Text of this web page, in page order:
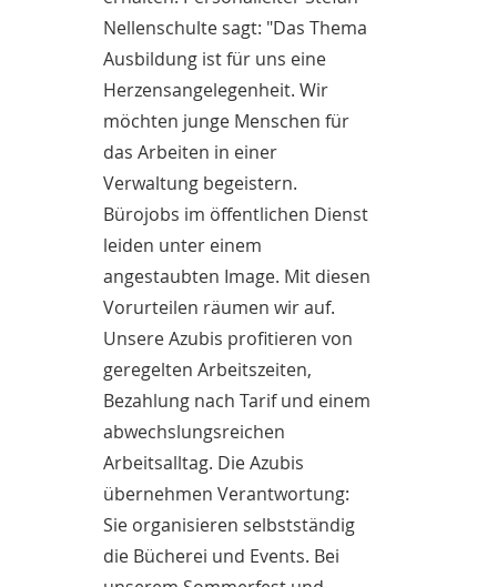
Nellenschulte sagt: "Das Thema
Ausbildung ist für uns eine
Herzensangelegenheit. Wir
möchten junge Menschen für
das Arbeiten in einer
Verwaltung begeistern.
Bürojobs im öffentlichen Dienst
leiden unter einem
angestaubten Image. Mit diesen
Vorurteilen räumen wir auf.
Unsere Azubis profitieren von
geregelten Arbeitszeiten,
Bezahlung nach Tarif und einem
abwechslungsreichen
Arbeitsalltag. Die Azubis
übernehmen Verantwortung:
Sie organisieren selbstständig
die Bücherei und Events. Bei